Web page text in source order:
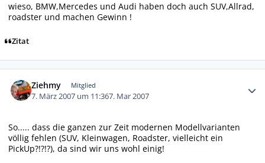
wieso, BMW,Mercedes und Audi haben doch auch SUV,Allrad,
roadster und machen Gewinn !
Zitat
Ziehmy Mitglied
7. März 2007 um 11:367. Mar 2007
So..... dass die ganzen zur Zeit modernen Modellvarianten
völlig fehlen (SUV, Kleinwagen, Roadster, vielleicht ein
PickUp?!?!?), da sind wir uns wohl einig!